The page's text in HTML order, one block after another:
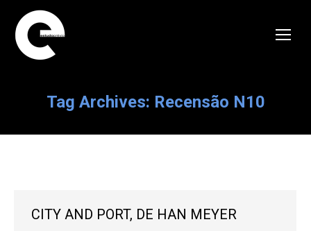
Tag Archives: Recensão N10
CITY AND PORT, DE HAN MEYER